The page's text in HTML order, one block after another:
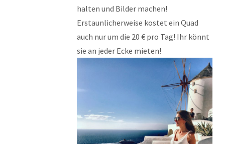
halten und Bilder machen!
Erstaunlicherweise kostet ein Quad
auch nur um die 20 € pro Tag! Ihr könnt
sie an jeder Ecke mieten!